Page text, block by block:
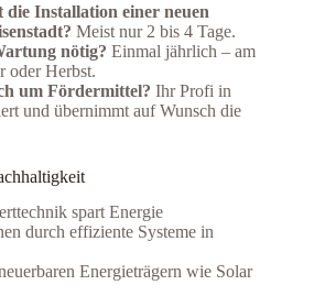
die Installation einer neuen
Meist nur 2 bis 4 Tage.
nötig? Einmal jährlich – am
oder Herbst.
um Fördermittel? Ihr Profi in
und übernimmt auf Wunsch die
spart Energie
durch effiziente Systeme in
Energieträgern wie Solar